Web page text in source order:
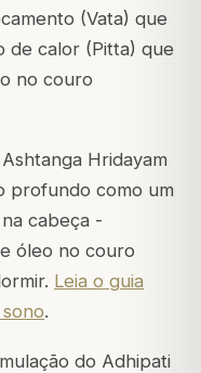
(Vata) que
de calor (Pitta) que
no couro
Hridayam
profundo como um
cabeça -
óleo no couro
Leia o guia
.
do Adhipati